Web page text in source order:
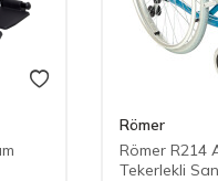
Römer
Römer R214
Tekerlekli